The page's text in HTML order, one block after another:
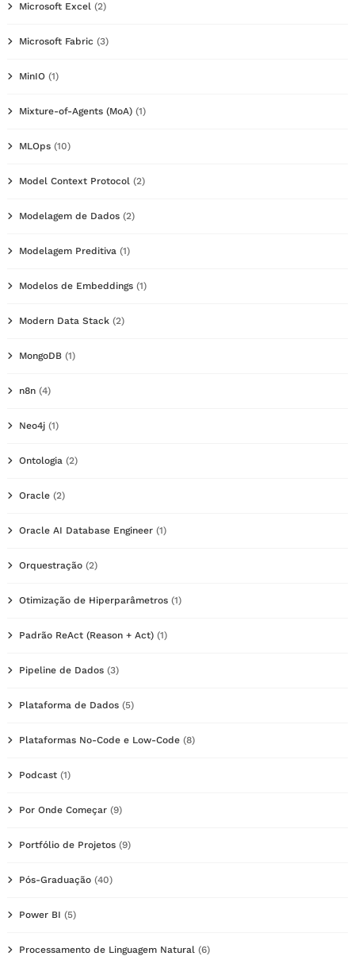
Microsoft Excel (2)
Microsoft Fabric (3)
MinIO (1)
Mixture-of-Agents (MoA) (1)
MLOps (10)
Model Context Protocol (2)
Modelagem de Dados (2)
Modelagem Preditiva (1)
Modelos de Embeddings (1)
Modern Data Stack (2)
MongoDB (1)
n8n (4)
Neo4j (1)
Ontologia (2)
Oracle (2)
Oracle AI Database Engineer (1)
Orquestração (2)
Otimização de Hiperparâmetros (1)
Padrão ReAct (Reason + Act) (1)
Pipeline de Dados (3)
Plataforma de Dados (5)
Plataformas No-Code e Low-Code (8)
Podcast (1)
Por Onde Começar (9)
Portfólio de Projetos (9)
Pós-Graduação (40)
Power BI (5)
Processamento de Linguagem Natural (6)